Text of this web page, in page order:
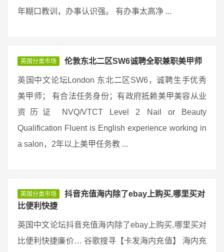
年糊口教训，办事认识强。 有办事太高净 ...
英国分类市场 伦敦东北二区SW6诚聘全职兼职美甲师
英国中文论坛London 东北二区SW6，诚聘生手优秀
美甲师； 有合法任务身份；有政府抵赖美甲美容从业
资历证 NVQ/VTCT Level 2 Nail or Beauty
Qualification Fluent is English experience working in
a salon，2年以上美甲任务教 ...
英国分类市场
抖音充值海内除了ebay上购买,哪里买对
比便利快捷
英国中文论坛抖音充值海内除了ebay上购买,哪里买对
比便利快捷廉价… 谷歌搜寻【卡发海内充值】 海内充